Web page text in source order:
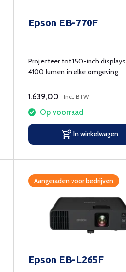
Epson EB-770F
Projecteer tot 150-inch
4100 lumen in elke omgeving.
1.639,00 Incl. BTW
Op voorraad
In winkelwagen
Aangeraden voor bedrijven
Epson EB-L265F